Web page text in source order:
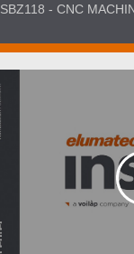
SBZ118 - CNC